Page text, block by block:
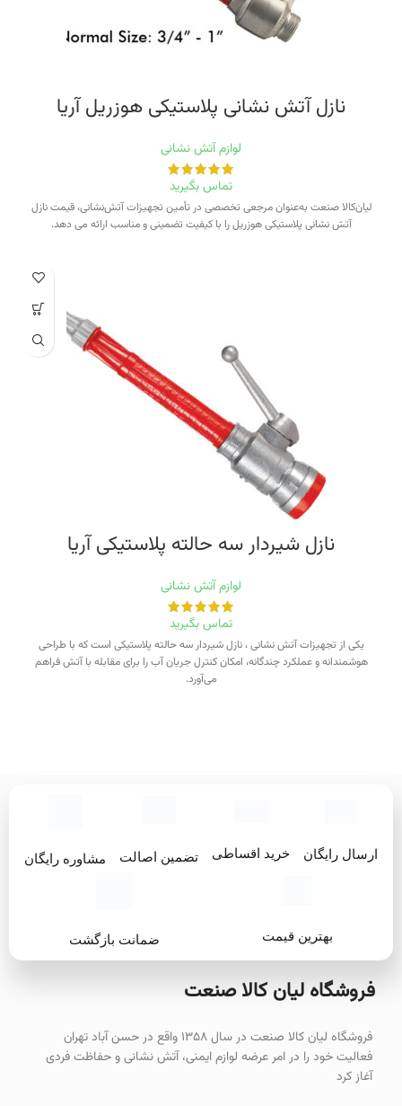
نازل آتش نشانی پلاستیکی هوزریل آریا
لوازم آتش نشانی
تماس بگیرید
لیان‌کالا صنعت به‌عنوان مرجعی تخصصی در تأمین تجهیزات آتش‌نشانی، قیمت نازل
آتش نشانی پلاستیکی هوزریل را با کیفیت تضمینی و مناسب ارائه می دهد.
نازل شیردار سه حالته پلاستیکی آریا
لوازم آتش نشانی
تماس بگیرید
یکی از تجهیزات آتش نشانی ، نازل شیردار سه حالته پلاستیکی است که با طراحی
هوشمندانه و عملکرد چندگانه، امکان کنترل جریان آب را برای مقابله با آتش فراهم
می‌آورد.
ارسال رایگان خرید اقساطی تضمین اصالت مشاوره رایگان
بهترین قیمت ضمانت بازگشت
فروشگاه لیان‌ کالا صنعت
فروشگاه لیان کالا صنعت در سال ۱۳۵۸ واقع در حسن آباد تهران
فعالیت خود را در امر عرضه لوازم ایمنی، آتش نشانی و حفاظت فردی
آغاز کرد